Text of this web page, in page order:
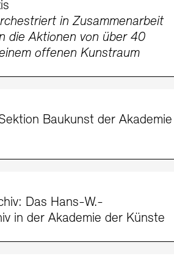
in Zusammenarbeit
die Aktionen von über 40
offenen Kunstraum
Baukunst der Akademie
Das Hans-W.-
in der Akademie der Künste